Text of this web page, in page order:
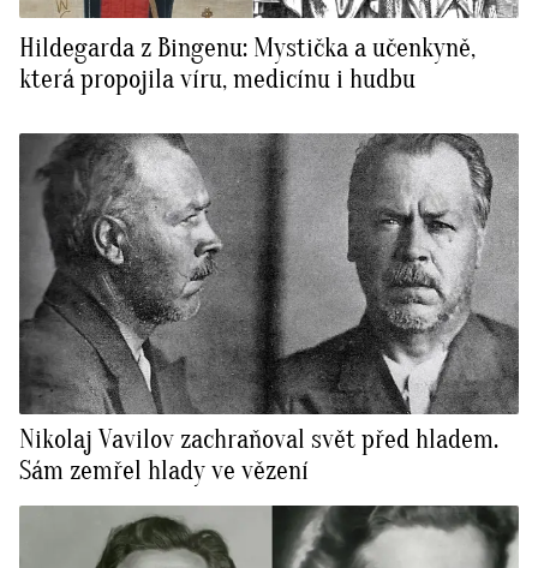
Hildegarda z Bingenu: Mystička a učenkyně,
která propojila víru, medicínu i hudbu
Nikolaj Vavilov zachraňoval svět před hladem.
Sám zemřel hlady ve vězení